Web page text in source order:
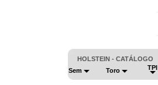
HOLSTEIN - CATÁLOGO
Sem
Toro TPI